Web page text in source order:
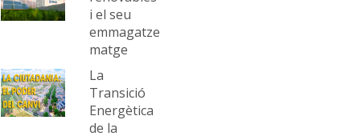
i el seu
emmagatze
matge
La
Transició
Energètica
de la